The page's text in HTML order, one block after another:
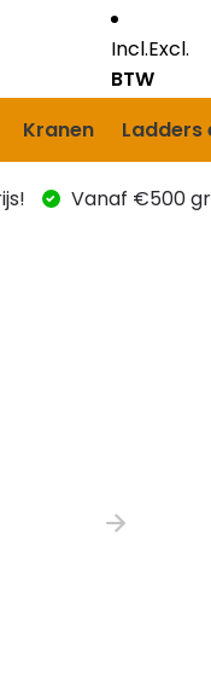
Incl.Excl.
BTW
Kranen Ladders
Vanaf €500